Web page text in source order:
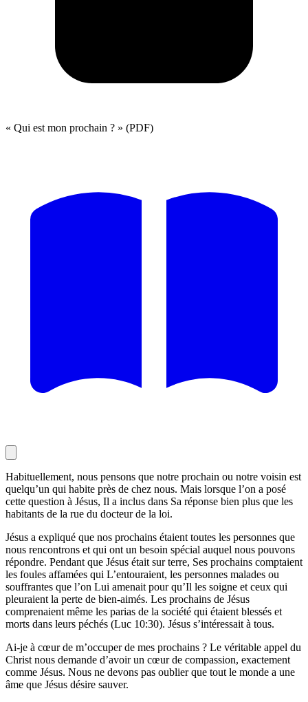
« Qui est mon prochain ? » (PDF)
Habituellement, nous pensons que notre prochain ou notre voisin est
quelqu’un qui habite près de chez nous. Mais lorsque l’on a posé
cette question à Jésus, Il a inclus dans Sa réponse bien plus que les
habitants de la rue du docteur de la loi.
Jésus a expliqué que nos prochains étaient toutes les personnes que
nous rencontrons et qui ont un besoin spécial auquel nous pouvons
répondre. Pendant que Jésus était sur terre, Ses prochains comptaient
les foules affamées qui L’entouraient, les personnes malades ou
souffrantes que l’on Lui amenait pour qu’Il les soigne et ceux qui
pleuraient la perte de bien-aimés. Les prochains de Jésus
comprenaient même les parias de la société qui étaient blessés et
morts dans leurs péchés (Luc 10:30). Jésus s’intéressait à tous.
Ai-je à cœur de m’occuper de mes prochains ? Le véritable appel du
Christ nous demande d’avoir un cœur de compassion, exactement
comme Jésus. Nous ne devons pas oublier que tout le monde a une
âme que Jésus désire sauver.